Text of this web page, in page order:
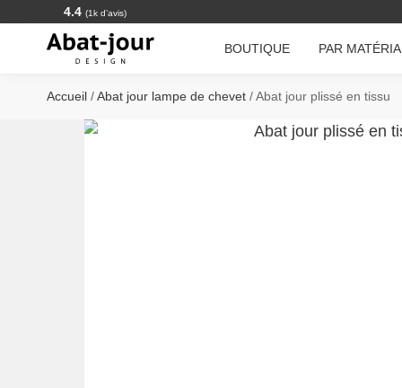
4.4 (1k d’avis)
BOUTIQUE PAR
Search
Accueil / Abat jour lampe de chevet / Abat jour plissé en tissu